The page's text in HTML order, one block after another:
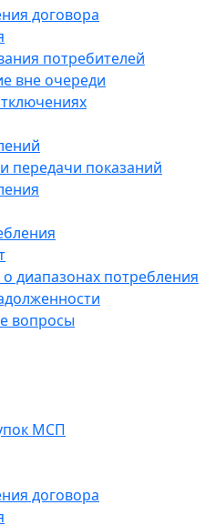
договора
потребителей
вне очереди
передачи показаний
диапазонах потребления
вопросы
МСП
договора